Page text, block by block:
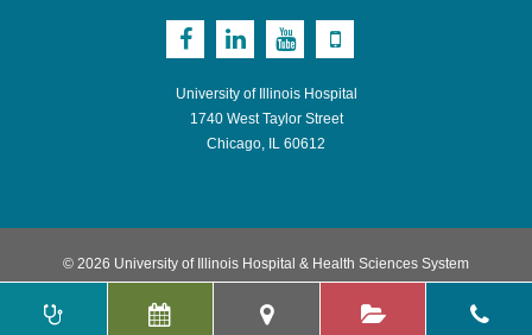
Visit
Health
on
Visit
Health
on
Visit
Health
on
Visit
Health
University of Illinois Hospital
1740 West Taylor Street
Chicago, IL 60612
© 2026 University of Illinois Hospital & Health Sciences System